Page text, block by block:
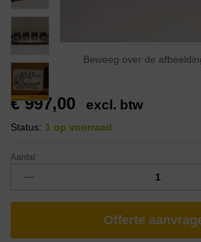
Beweeg over de
€997,00 excl. btw
Status: 1 op voorraad
Aantal:
Offerte